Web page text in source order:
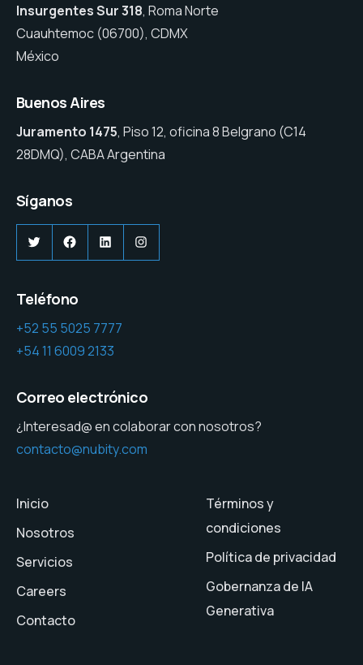
Insurgentes Sur 318, Roma Norte
Cuauhtemoc (06700), CDMX
México
Buenos Aires
Juramento 1475, Piso 12, oficina 8 Belgrano (C14
28DMQ), CABA Argentina
Síganos
TwitterFacebook
LinkedInInstagram
Teléfono
+52 55 5025 7777
+54 11 6009 2133
Correo electrónico
¿Interesad@ en colaborar con nosotros?
contacto@nubity.com
Inicio
Nosotros
Servicios
Careers
Contacto
Términos y
condiciones
Política de privacidad
Gobernanza de IA
Generativa